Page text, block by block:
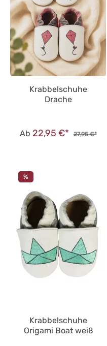
Krabbelschuhe
Drache
Ab 22,95 €* 27,95 €*
%
Krabbelschuhe
Origami Boat weiß